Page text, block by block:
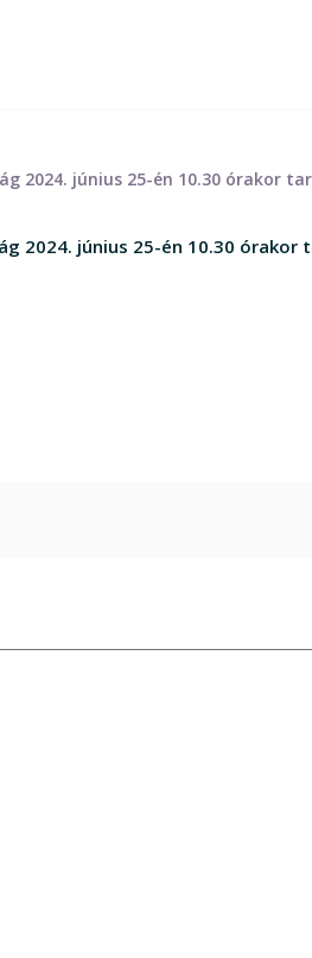
2024. június 25-én 10.30 órakor
2024. június 25-én 10.30 órakor